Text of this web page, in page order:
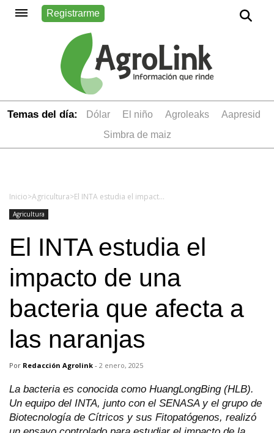
Registrarme
Temas del día: dólar el niño Agroleaks
aapresid
simbra de maiz
Inicio>Agricultura> El INTA estudia el impacto de una bacteria que afecta a las naranjas
Agricultura
El INTA estudia el
impacto de una
bacteria que afecta a
las naranjas
Por Redacción Agrolink - 2 enero, 2025
La bacteria es conocida como HuangLongBing (HLB).
Un equipo del INTA, junto con el SENASA y el grupo de
Biotecnología de Cítricos y sus Fitopatógenos, realizó